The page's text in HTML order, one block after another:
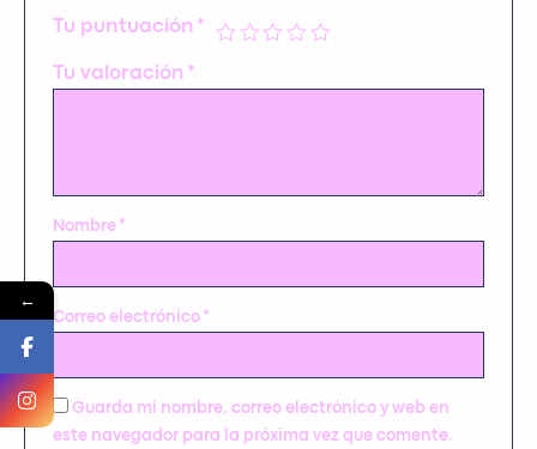
Tu puntuación *
Tu valoración *
Nombre *
Correo electrónico *
Guarda mi nombre, correo electrónico y web en
este navegador para la próxima vez que comente.
←